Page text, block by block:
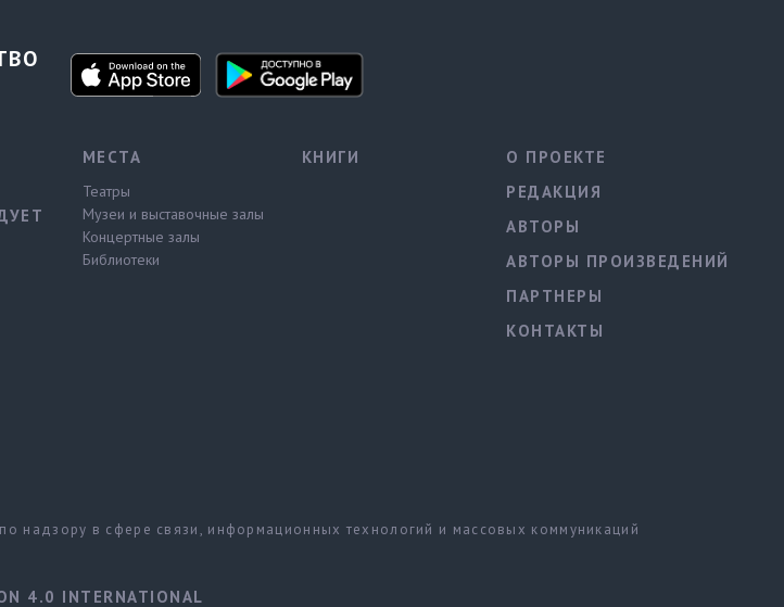
МЕСТА
Театры
Музеи и выставочные залы
Концертные залы
Библиотеки
КНИГИ
О ПРОЕКТЕ
РЕДАКЦИЯ
АВТОРЫ
АВТОРЫ ПРОИЗВЕДЕНИЙ
ПАРТНЕРЫ
КОНТАКТЫ
в сфере связи, информационных технологий и массовых коммуникаций
4.0 INTERNATIONAL